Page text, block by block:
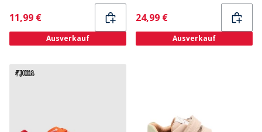
Current
11,99 €
Ausverkauf
Current
24,99 €
Ausverkauf